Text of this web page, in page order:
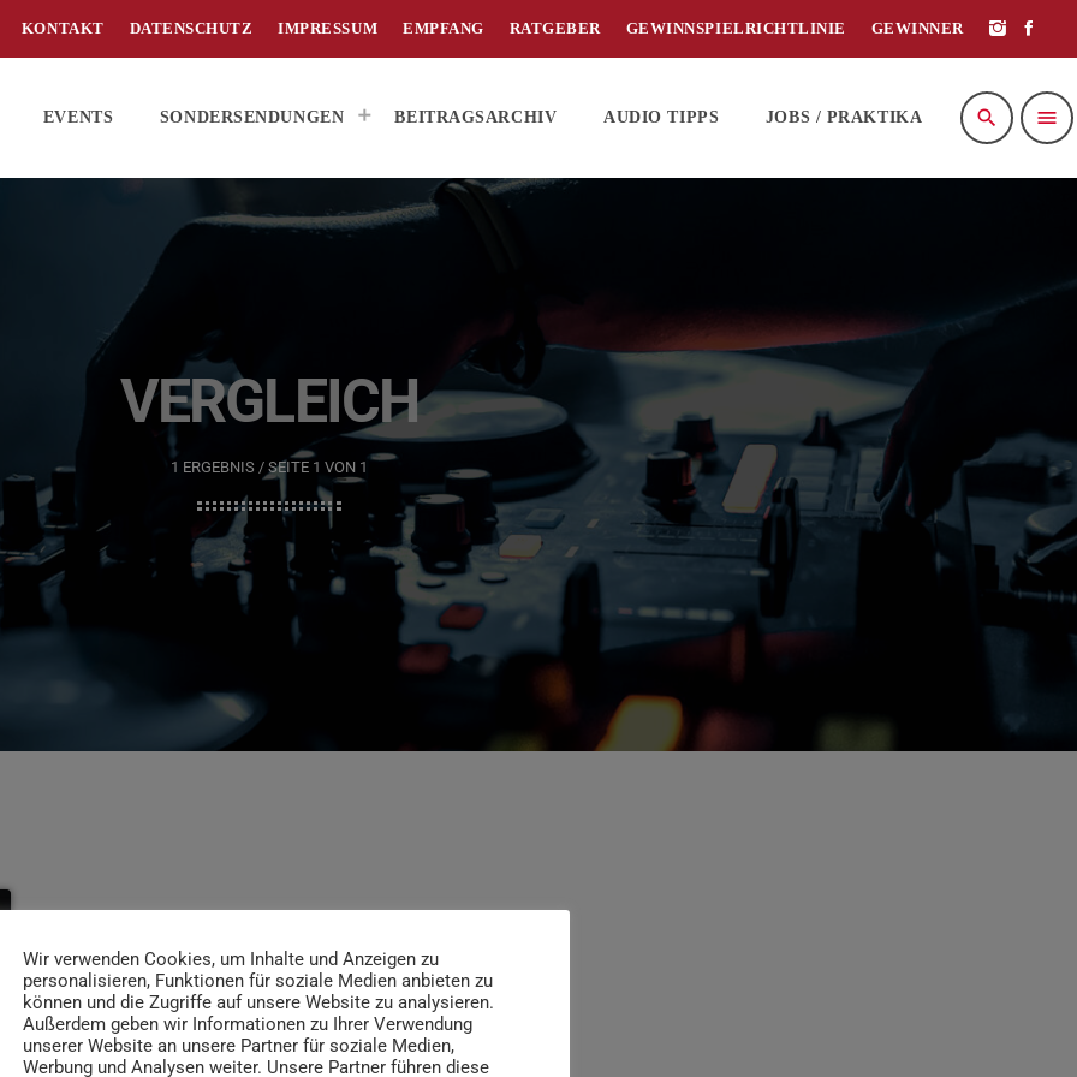
KONTAKT DATENSCHUTZ IMPRESSUM EMPFANG RATGEBER GEWINNSPIELRICHTLINIE GEWINNER
EVENTS SONDERSENDUNGEN BEITRAGSARCHIV AUDIO TIPPS JOBS / PRAKTIKA search menu
VERGLEICH
1 ERGEBNIS / SEITE 1 VON 1
Wir verwenden Cookies, um Inhalte und Anzeigen zu
personalisieren, Funktionen für soziale Medien anbieten zu
können und die Zugriffe auf unsere Website zu analysieren.
Außerdem geben wir Informationen zu Ihrer Verwendung
unserer Website an unsere Partner für soziale Medien,
Werbung und Analysen weiter. Unsere Partner führen diese